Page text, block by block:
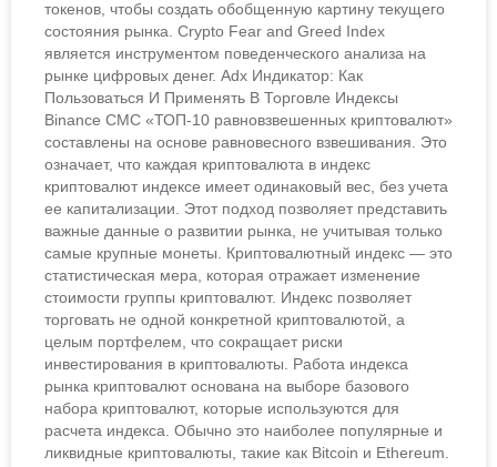
токенов, чтобы создать обобщенную картину текущего
состояния рынка. Crypto Fear and Greed Index
является инструментом поведенческого анализа на
рынке цифровых денег. Adx Индикатор: Как
Пользоваться И Применять В Торговле Индексы
Binance CMC «ТОП-10 равновзвешенных криптовалют»
составлены на основе равновесного взвешивания. Это
означает, что каждая криптовалюта в индекс
криптовалют индексе имеет одинаковый вес, без учета
ее капитализации. Этот подход позволяет представить
важные данные о развитии рынка, не учитывая только
самые крупные монеты. Криптовалютный индекс — это
статистическая мера, которая отражает изменение
стоимости группы криптовалют. Индекс позволяет
торговать не одной конкретной криптовалютой, а
целым портфелем, что сокращает риски
инвестирования в криптовалюты. Работа индекса
рынка криптовалют основана на выборе базового
набора криптовалют, которые используются для
расчета индекса. Обычно это наиболее популярные и
ликвидные криптовалюты, такие как Bitcoin и Ethereum.